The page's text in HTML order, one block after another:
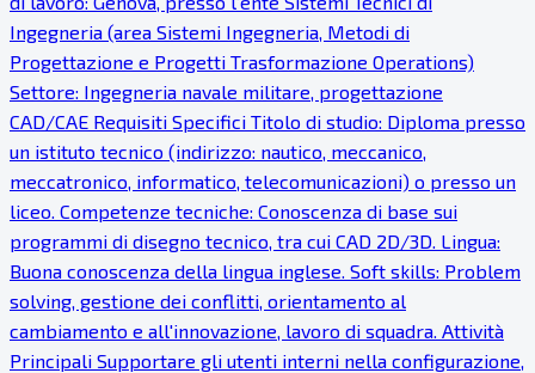
Ingegneria (area Sistemi Ingegneria, Metodi di
Progettazione e Progetti Trasformazione Operations)
Settore: Ingegneria navale militare, progettazione
CAD/CAE Requisiti Specifici Titolo di studio: Diploma presso
un istituto tecnico (indirizzo: nautico, meccanico,
meccatronico, informatico, telecomunicazioni) o presso un
liceo. Competenze tecniche: Conoscenza di base sui
programmi di disegno tecnico, tra cui CAD 2D/3D. Lingua:
Buona conoscenza della lingua inglese. Soft skills: Problem
solving, gestione dei conflitti, orientamento al
cambiamento e all'innovazione, lavoro di squadra. Attività
Principali Supportare gli utenti interni nella configurazione,